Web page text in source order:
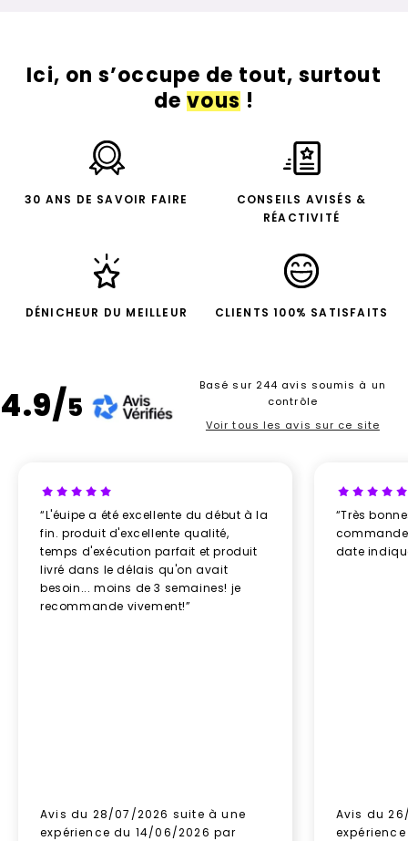
Ici, on s’occupe de tout, surtout
devous!
30 ANS DE SAVOIR FAIRE
CONSEILS AVISÉS &
RÉACTIVITÉ
DÉNICHEUR DU MEILLEUR CLIENTS 100% SATISFAITS
4.9/5
Basé sur 244 avis soumis à un
contrôle
Voir tous les avis sur ce site
“L'éuipe a été excellente du début à la
fin. produit d'excellente qualité,
temps d'exécution parfait et produit
livré dans le délais qu'on avait
besoin... moins de 3 semaines! je
recommande vivement!”
Avis du 28/07/2026 suite à une
expérience du 14/06/2026 par
“Très
date
Avis du